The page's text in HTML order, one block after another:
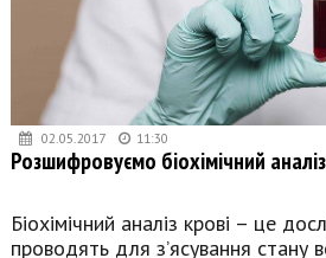
02.05.2017 11:30
Розшифровуємо біохімічний
Біохімічний аналіз крові – це
проводять для з’ясування стану